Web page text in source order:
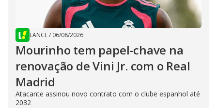
LANCE/ 06/08/2026
Mourinho tem papel-chave na
renovação de Vini Jr. com o Real
Madrid
Atacante assinou novo contrato com o clube espanhol até
2032